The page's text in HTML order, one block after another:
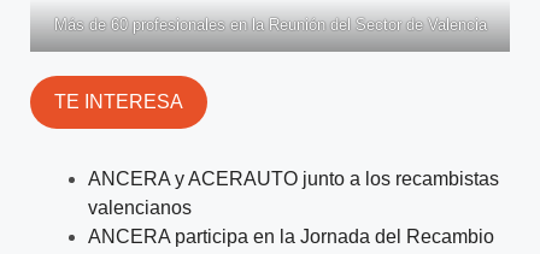
Más de 60 profesionales en la Reunión del Sector de Valencia
TE INTERESA
ANCERA y ACERAUTO junto a los recambistas
valencianos
ANCERA participa en la Jornada del Recambio